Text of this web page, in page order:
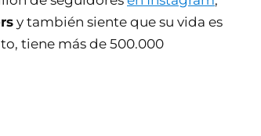
y también siente que su vida es
tiene más de 500.000